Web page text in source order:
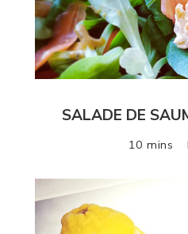
SALADE DE
10 mins